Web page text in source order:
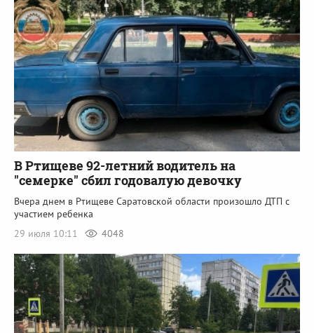
В Ртищеве 92-летний водитель на
"семерке" сбил годовалую девочку
Вчера днем в Ртищеве Саратовской области произошло ДТП с
участием ребенка
29 июля 10:11
4048